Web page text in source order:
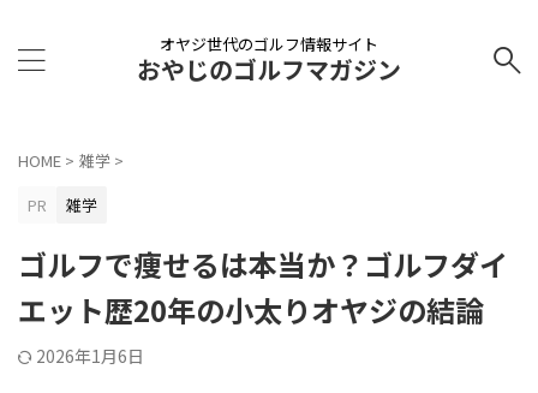
オヤジ世代のゴルフ情報サイト
おやじのゴルフマガジン
HOME > 雑学 >
PR
雑学
ゴルフで痩せるは本当か？ゴルフダイ
エット歴20年の小太りオヤジの結論
2026年1月6日